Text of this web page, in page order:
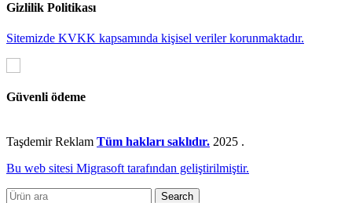
Gizlilik Politikası
Sitemizde KVKK kapsamında kişisel veriler korunmaktadır.
Güvenli ödeme
Taşdemir Reklam Tüm hakları saklıdır. 2025 .
Bu web sitesi Migrasoft tarafından geliştirilmiştir.
Search